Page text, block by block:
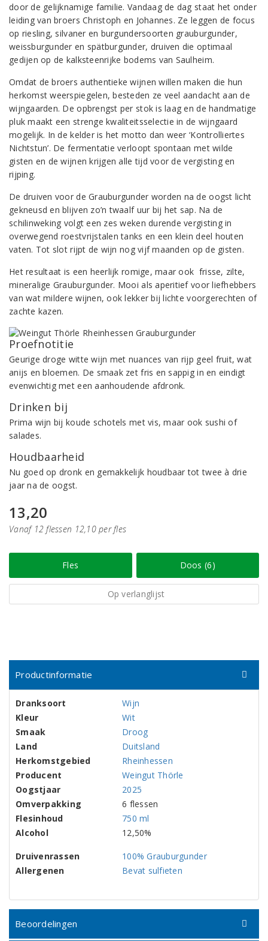
door de gelijknamige familie. Vandaag de dag staat het onder
leiding van broers Christoph en Johannes. Ze leggen de focus
op riesling, silvaner en burgundersoorten grauburgunder,
weissburgunder en spätburgunder, druiven die optimaal
gedijen op de kalksteenrijke bodems van Saulheim.
Omdat de broers authentieke wijnen willen maken die hun
herkomst weerspiegelen, besteden ze veel aandacht aan de
wijngaarden. De opbrengst per stok is laag en de handmatige
pluk maakt een strenge kwaliteitsselectie in de wijngaard
mogelijk. In de kelder is het motto dan weer ‘Kontrolliertes
Nichtstun’. De fermentatie verloopt spontaan met wilde
gisten en de wijnen krijgen alle tijd voor de vergisting en
rijping.
De druiven voor de Grauburgunder worden na de oogst licht
gekneusd en blijven zo’n twaalf uur bij het sap. Na de
schilinweking volgt een zes weken durende vergisting in
overwegend roestvrijstalen tanks en een klein deel houten
vaten. Tot slot rijpt de wijn nog vijf maanden op de gisten.
Het resultaat is een heerlijk romige, maar ook frisse, zilte,
mineralige Grauburgunder. Mooi als aperitief voor liefhebbers
van wat mildere wijnen, ook lekker bij lichte voorgerechten of
zachte kazen.
Proefnotitie
Geurige droge witte wijn met nuances van rijp geel fruit, wat
anijs en bloemen. De smaak zet fris en sappig in en eindigt
evenwichtig met een aanhoudende afdronk.
Drinken bij
Prima wijn bij koude schotels met vis, maar ook sushi of
salades.
Houdbaarheid
Nu goed op dronk en gemakkelijk houdbaar tot twee à drie
jaar na de oogst.
13,20
Vanaf 12 flessen 12,10 per fles
Fles Doos (6)
Op verlanglijst
Productinformatie
Dranksoort
Wijn
Kleur
Wit
Smaak
Droog
Land
Duitsland
Herkomstgebied
Rheinhessen
Producent
Weingut Thörle
Oogstjaar
2025
Omverpakking
6 flessen
Flesinhoud
750 ml
Alcohol
12,50%
Druivenrassen
100% Grauburgunder
Allergenen
Bevat sulfieten
Beoordelingen